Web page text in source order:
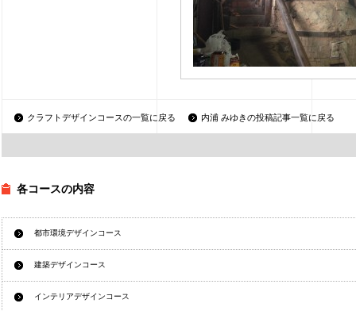
クラフトデザインコースの一覧に戻る 内浦 みゆきの投稿記事一覧に戻る
各コースの内容
都市環境デザインコース
建築デザインコース
インテリアデザインコース